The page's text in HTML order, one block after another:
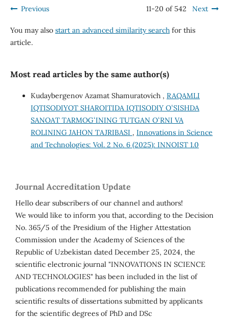
Previous 11-20 of 542 Next
You may also start an advanced similarity searchfor this
article.
Most read articles by the same author(s)
Kudaybergenov Azamat Shamuratovich , RAQAMLI
IQTISODIYOT SHAROITIDA IQTISODIY OʻSISHDA
SANOAT TARMOGʻINING TUTGAN OʻRNI VA
ROLINING JAHON TAJRIBASI , Innovations in Science
and Technologies: Vol. 2 No. 6 (2025): INNOIST 1.0
Journal Accreditation Update
Hello dear subscribers of our channel and authors!
We would like to inform you that, according to the Decision
No. 365/5 of the Presidium of the Higher Attestation
Commission under the Academy of Sciences of the
Republic of Uzbekistan dated December 25, 2024, the
scientific electronic journal "INNOVATIONS IN SCIENCE
AND TECHNOLOGIES" has been included in the list of
publications recommended for publishing the main
scientific results of dissertations submitted by applicants
for the scientific degrees of PhD and DSc